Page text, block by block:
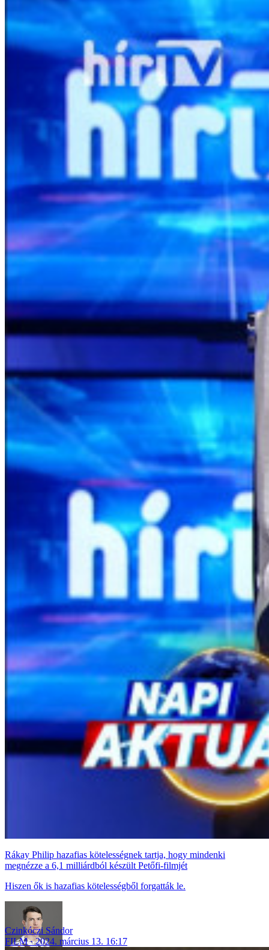
Rákay Philip hazafias kötelességnek tartja, hogy mindenki
megnézze a 6,1 milliárdból készült Petőfi-filmjét
Hiszen ők is hazafias kötelességből forgatták le.
Czinkóczi Sándor
FILM
2024. március 13. 16:17